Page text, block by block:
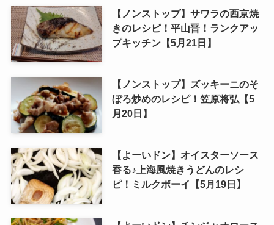
【ノンストップ】サワラの西京焼
きのレシピ！平山晋！ランクアッ
プキッチン【5月21日】
【ノンストップ】ズッキーニのそ
ぼろ炒めのレシピ！笠原将弘【5
月20日】
【よーいドン】オイスターソース
香る♪上海風焼きうどんのレシ
ピ！ミルクボーイ【5月19日】